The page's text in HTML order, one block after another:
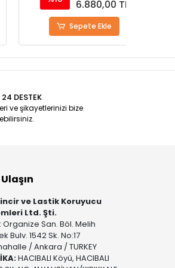
6.880,00 TL
Sepete Ekle
DESTEK
ve şikayetlerinizi bize
ve Lastik Koruyucu
Ltd. Şti.
Organize San. Böl. Melih
Bulv. 1542 Sk. No:17
/ Ankara / TURKEY
HACIBALI Köyü, HACIBALI